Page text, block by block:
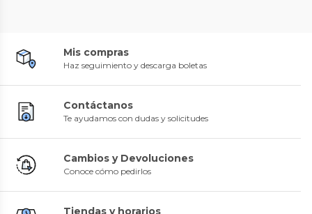
Mis compras
Haz seguimiento y descarga boletas
Contáctanos
Te ayudamos con dudas y solicitudes
Cambios y Devoluciones
Conoce cómo pedirlos
Tiendas y horarios